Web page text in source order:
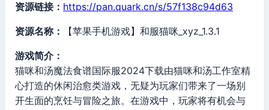
资源链接： https://pan.quark.cn/s/57f138c94d63
资源名称： 【苹果手机游戏】和服猫咪_xyz_1.3.1
游戏简介：
猫咪和汤魔法食谱国际服2024下载由猫咪和汤工作室精
心打造的休闲治愈类游戏，无疑为玩家们带来了一场别
开生面的烹饪与冒险之旅。在游戏中，玩家将有机会与